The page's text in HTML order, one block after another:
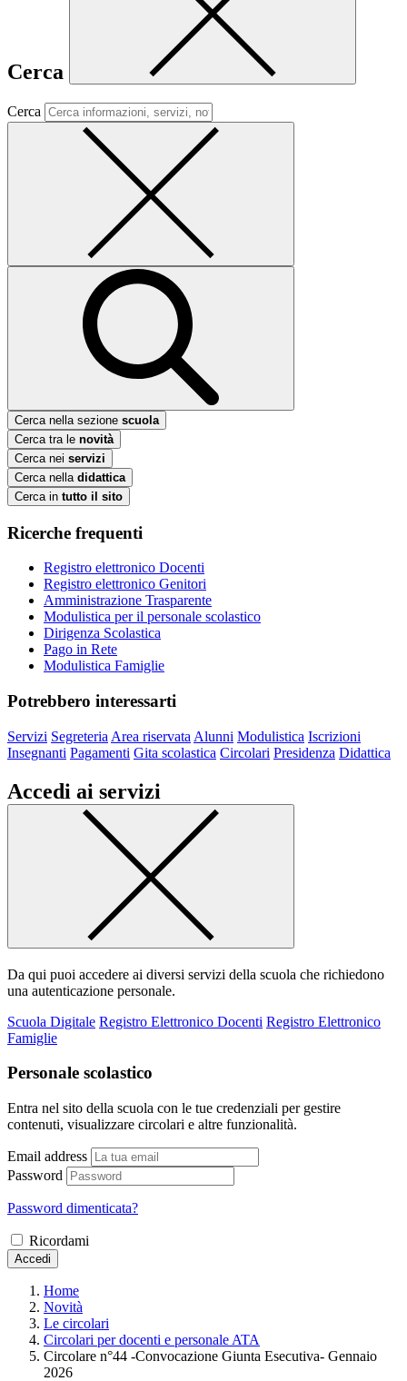
Cerca
Cerca
Cerca nella sezione scuola
Cerca tra le novità
Cerca nei servizi
Cerca nella didattica
Cerca in tutto il sito
Ricerche frequenti
Registro elettronico Docenti
Registro elettronico Genitori
Amministrazione Trasparente
Modulistica per il personale scolastico
Dirigenza Scolastica
Pago in Rete
Modulistica Famiglie
Potrebbero interessarti
Servizi Segreteria Area riservata Alunni Modulistica Iscrizioni
Insegnanti Pagamenti Gita scolastica Circolari Presidenza Didattica
Accedi ai servizi
Da qui puoi accedere ai diversi servizi della scuola che richiedono
una autenticazione personale.
Scuola Digitale Registro Elettronico Docenti Registro Elettronico
Famiglie
Personale scolastico
Entra nel sito della scuola con le tue credenziali per gestire
contenuti, visualizzare circolari e altre funzionalità.
Email address
Password
Password dimenticata?
Ricordami
Accedi
Home
Novità
Le circolari
Circolari per docenti e personale ATA
Circolare n°44 -Convocazione Giunta Esecutiva- Gennaio
2026